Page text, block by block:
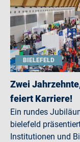
BIELEFELD
Zwei
feiert Karriere!
Ein rundes
bielefeld
Institutionen und